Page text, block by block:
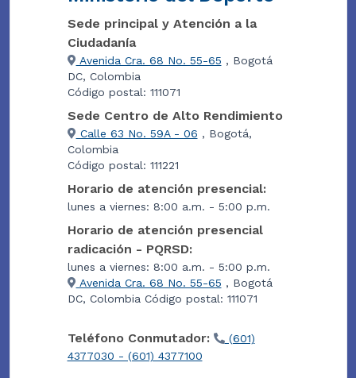
Sede principal y Atención a la
Ciudadanía
Avenida Cra. 68 No. 55-65 , Bogotá
DC, Colombia
Código postal: 111071
Sede Centro de Alto Rendimiento
Calle 63 No. 59A - 06 , Bogotá,
Colombia
Código postal: 111221
Horario de atención presencial:
lunes a viernes: 8:00 a.m. - 5:00 p.m.
Horario de atención presencial
radicación - PQRSD:
lunes a viernes: 8:00 a.m. - 5:00 p.m.
Avenida Cra. 68 No. 55-65 , Bogotá
DC, Colombia Código postal: 111071
Teléfono Conmutador:
(601)
4377030 - (601) 4377100